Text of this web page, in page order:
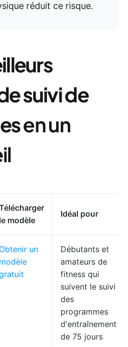
réduit ce risque.
suivi de
en un
le modèle
Idéal pour
Obtenir un
modèle
Débutants et
amateurs de
fitness qui
suivent le suivi
des
programmes
d'entraînement
de 75 jours